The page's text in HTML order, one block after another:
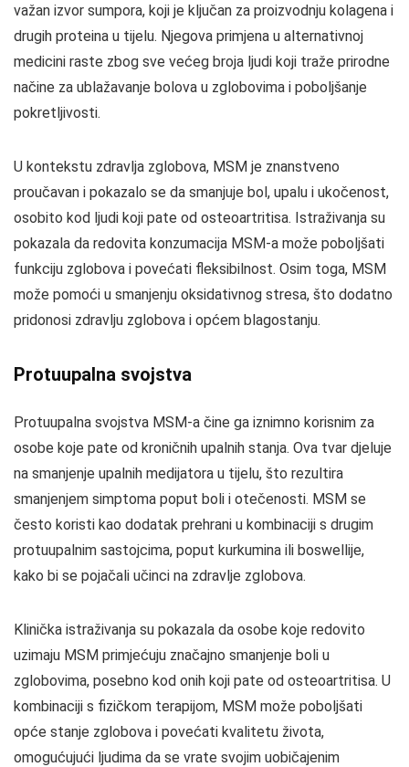
važan izvor sumpora, koji je ključan za proizvodnju kolagena i
drugih proteina u tijelu. Njegova primjena u alternativnoj
medicini raste zbog sve većeg broja ljudi koji traže prirodne
načine za ublažavanje bolova u zglobovima i poboljšanje
pokretljivosti.
U kontekstu zdravlja zglobova, MSM je znanstveno
proučavan i pokazalo se da smanjuje bol, upalu i ukočenost,
osobito kod ljudi koji pate od osteoartritisa. Istraživanja su
pokazala da redovita konzumacija MSM-a može poboljšati
funkciju zglobova i povećati fleksibilnost. Osim toga, MSM
može pomoći u smanjenju oksidativnog stresa, što dodatno
pridonosi zdravlju zglobova i općem blagostanju.
Protuupalna svojstva
Protuupalna svojstva MSM-a čine ga iznimno korisnim za
osobe koje pate od kroničnih upalnih stanja. Ova tvar djeluje
na smanjenje upalnih medijatora u tijelu, što rezultira
smanjenjem simptoma poput boli i otečenosti. MSM se
često koristi kao dodatak prehrani u kombinaciji s drugim
protuupalnim sastojcima, poput kurkumina ili boswellije,
kako bi se pojačali učinci na zdravlje zglobova.
Klinička istraživanja su pokazala da osobe koje redovito
uzimaju MSM primjećuju značajno smanjenje boli u
zglobovima, posebno kod onih koji pate od osteoartritisa. U
kombinaciji s fizičkom terapijom, MSM može poboljšati
opće stanje zglobova i povećati kvalitetu života,
omogućujući ljudima da se vrate svojim uobičajenim